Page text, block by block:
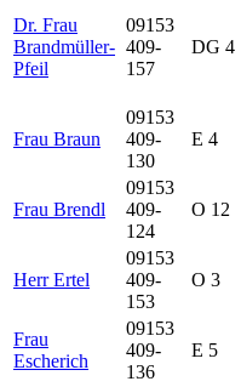
Dr. Frau
Brandmüller-
Pfeil
09153
409-
157
DG 4
Frau Braun
09153
409-
130
E 4
Frau Brendl
09153
409-
124
O 12
Herr Ertel
09153
409-
153
O 3
Frau
Escherich
09153
409-
136
E 5